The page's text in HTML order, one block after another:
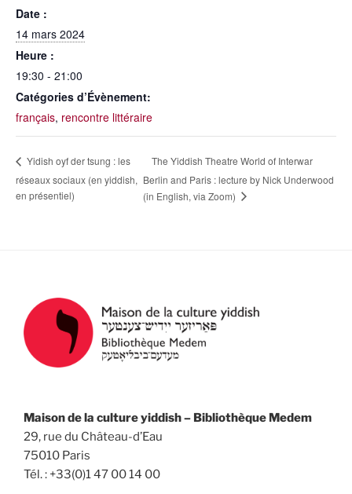
Date :
14 mars 2024
Heure :
19:30 - 21:00
Catégories d’Évènement:
français, rencontre littéraire
Yidish oyf der tsung : les
réseaux sociaux (en yiddish,
en présentiel)
The Yiddish Theatre World of Interwar
Berlin and Paris : lecture by Nick Underwood
(in English, via Zoom)
Maison de la culture yiddish – Bibliothèque Medem
29, rue du Château-d’Eau
75010 Paris
Tél. : +33(0)1 47 00 14 00